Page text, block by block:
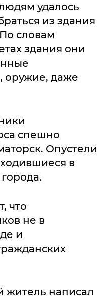
удалось
из здания
словам
здания они
оружие, даже
спешно
Опустели
в
что
не в
и
житель написал